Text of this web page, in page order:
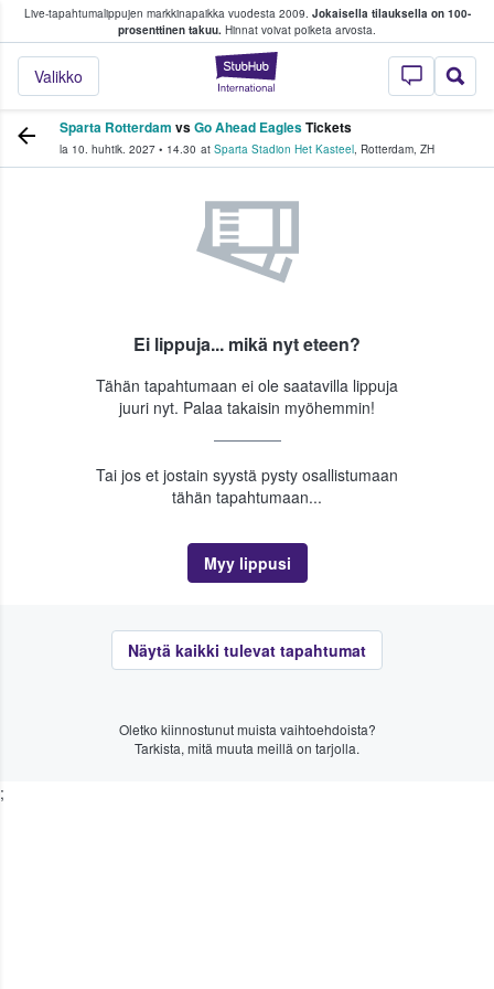
Live-tapahtumalippujen markkinapaikka vuodesta 2009. Jokaisella tilauksella on 100-
prosenttinen takuu. Hinnat voivat poiketa arvosta.
StubHub -
Valikko
fanit ostavat ja myyvät lippuja
Sparta Rotterdam vsGo Ahead EaglesTickets
la 10. huhtik. 2027 • 14.30 at Sparta Stadion Het Kasteel, Rotterdam, ZH
Ei lippuja... mikä nyt eteen?
Tähän tapahtumaan ei ole saatavilla lippuja
juuri nyt. Palaa takaisin myöhemmin!
Tai jos et jostain syystä pysty osallistumaan
tähän tapahtumaan...
Myy lippusi
Näytä kaikki tulevat tapahtumat
Oletko kiinnostunut muista vaihtoehdoista?
Tarkista, mitä muuta meillä on tarjolla.
;